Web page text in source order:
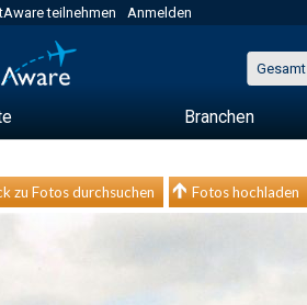
teilnehmen Anmelden
Gesamt
Branchen
zu Fotos durchsuchen Fotos hochladen